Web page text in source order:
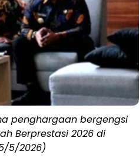
penghargaan bergengsi
Berprestasi 2026 di
5/2026)